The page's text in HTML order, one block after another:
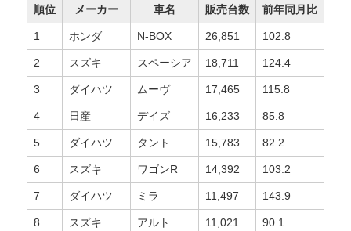
順位 メーカー 車名 販売台数 前年同月比
1 ホンダ N-BOX 26,851 102.8
2 スズキ スペーシア 18,711 124.4
3 ダイハツ ムーヴ 17,465 115.8
4 日産 デイズ 16,233 85.8
5 ダイハツ タント 15,783 82.2
6 スズキ ワゴンR 14,392 103.2
7 ダイハツ ミラ 11,497 143.9
8 スズキ アルト 11,021 90.1